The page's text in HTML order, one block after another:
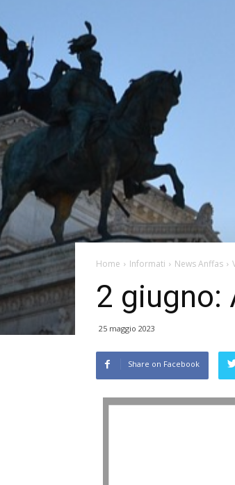
Home Informati News Anffas
2 giugno:
25 maggio 2023
Share on Facebook